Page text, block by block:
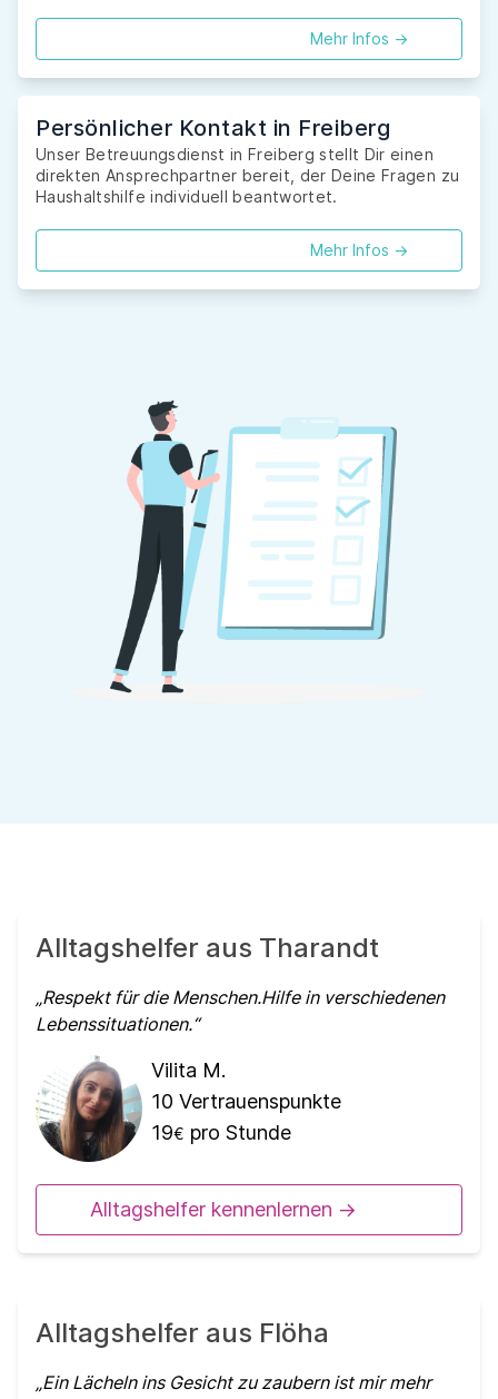
Mehr Infos ->
Persönlicher Kontakt in Freiberg
Unser Betreuungsdienst in Freiberg stellt Dir einen
direkten Ansprechpartner bereit, der Deine Fragen zu
Haushaltshilfe individuell beantwortet.
Mehr Infos ->
Alltagshelfer aus Tharandt
Respekt für die Menschen.Hilfe in verschiedenen
Lebenssituationen.
Vilita M.
10 Vertrauenspunkte
19€ pro Stunde
Alltagshelfer kennenlernen ->
Alltagshelfer aus Flöha
Ein Lächeln ins Gesicht zu zaubern ist mir mehr